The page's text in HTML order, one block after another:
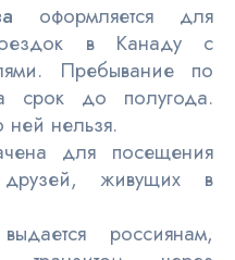
оформляется для
в Канаду с
Пребывание по
срок до полугода.
ней нельзя.
для посещения
друзей, живущих в
россиянам,